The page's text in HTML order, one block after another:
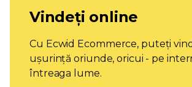
Vindeți online
Cu Ecwid Ecommerce, puteți
ușurință oriunde, oricui - pe
întreaga lume.